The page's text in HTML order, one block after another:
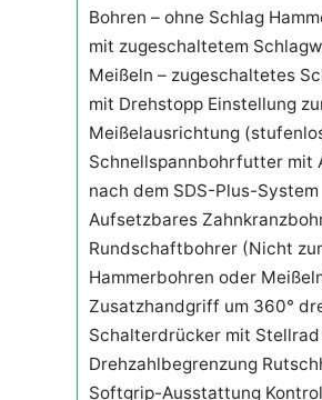
Bohren – ohne Schlag
mit zugeschaltetem
Meißeln – zugeschaltetes
mit Drehstopp Einstellung
Meißelausrichtung
Schnellspannbohrfutter mit
nach dem SDS-Plus-System
Aufsetzbares
Rundschaftbohrer (Nicht
Hammerbohren oder
Zusatzhandgriff um 360°
Schalterdrücker mit
Drehzahlbegrenzung
Softgrip-Ausstattung